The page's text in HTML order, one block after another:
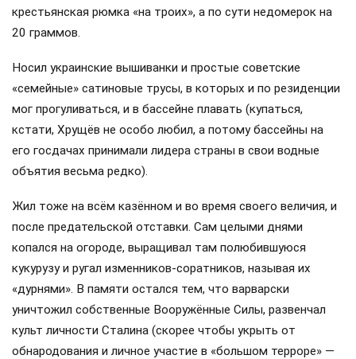
крестьянская рюмка «на троих», а по сути недомерок на
20 граммов.
Носил украинские вышиванки и простые советские
«семейные» сатиновые трусы, в которых и по резиденции
мог прогуливаться, и в бассейне плавать (купаться,
кстати, Хрущёв не особо любил, а потому бассейны на
его госдачах принимали лидера страны в свои водные
объятия весьма редко).
Жил тоже на всём казённом и во время своего величия, и
после предательской отставки. Сам целыми днями
копался на огороде, выращивал там полюбившуюся
кукурузу и ругал изменников-соратников, называя их
«дурнями». В памяти остался тем, что варварски
уничтожил собственные Вооружённые Силы, развенчал
культ личности Сталина (скорее чтобы укрыть от
обнародования и личное участие в «большом терроре» —